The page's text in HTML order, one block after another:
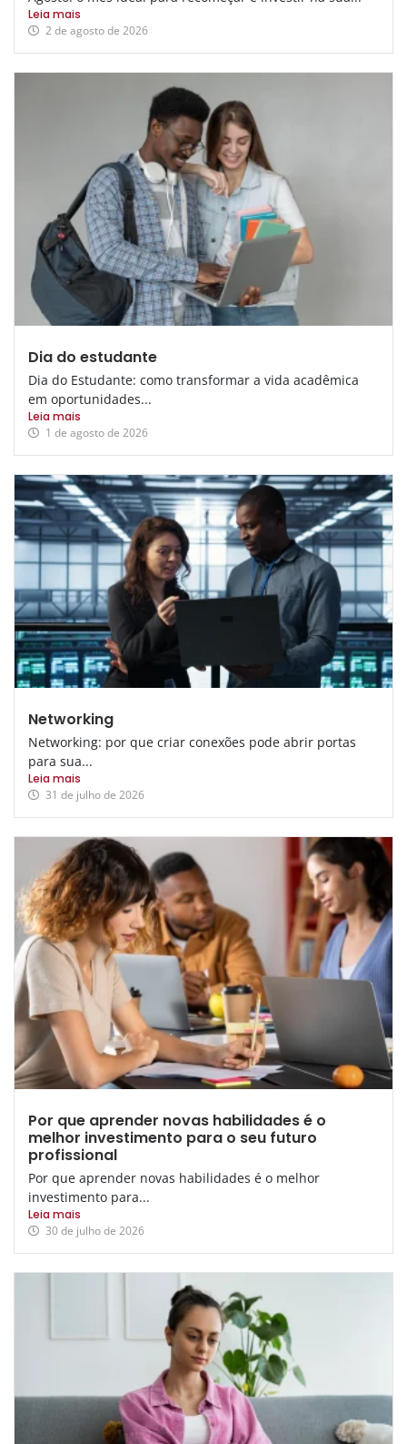
Leia mais
2 de agosto de 2026
Dia do estudante
Dia do Estudante: como transformar a vida acadêmica
em oportunidades...
Leia mais
1 de agosto de 2026
Networking
Networking: por que criar conexões pode abrir portas
para sua...
Leia mais
31 de julho de 2026
Por que aprender novas habilidades é o
melhor investimento para o seu futuro
profissional
Por que aprender novas habilidades é o melhor
investimento para...
Leia mais
30 de julho de 2026